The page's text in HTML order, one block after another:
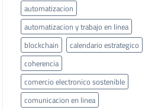
automatizacion
automatizacion y trabajo en linea
blockchain
calendario estrategico
coherencia
comercio electronico sostenible
comunicacion en linea